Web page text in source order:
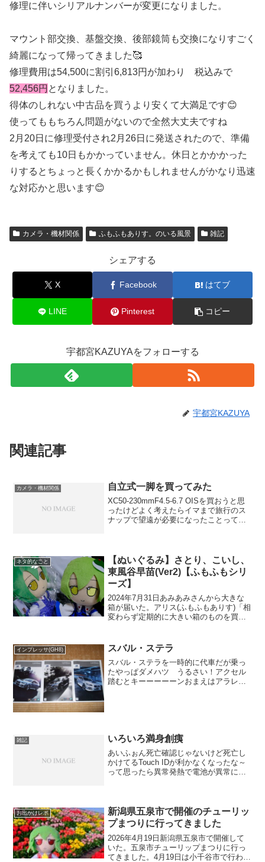
修理に伴いシリアルナンバーが変更になりました。
マウント部交換、基盤交換、後部鏡筒も交換になりすごく
綺麗になって帰ってきました🥰
修理費用は54,500に割引6,813円が加わり 税込みで
52,456円 となりました。
得体のしれない中古品を買うより安くて大満足です😊
使ってももちろん問題がないので全然大丈夫ですね
2月20日に修理受付され2月26日に発送されたので、準備
を考えても10日もかかっていません。休日とかかかった
りするとちょっと長くかかるかもしれませんがかなり迅速
な対応かと思います😊
カメラ・機材関係 ふもふもありす。のいる風景 雑記
シェアする
X Facebook はてブ
LINE Pinterest コピー
宇都宮KAZUYAをフォローする
宇都宮KAZUYA
関連記事
カメラ・機材関係 自立式一脚を買ってみた
XC50-230mmF4.5-6.7 OISを買おうと思
ったけどよく考えたらイマまで旅行のス
ナップで望遠が必要になったことって無
ネタ的なこと
【ぬいぐるみ】さとり、こいし、
東風谷早苗(Ver2)【ふもふもシリ
ーズ】
2024年7月31日あみあみさんから大きな
箱が届いた。アリス(ふもふもありす)「相
変わらず定期的に大きい箱のものを買う
ボールになっているんだぜ」アリス「ホ
ントだ無地...
インプレッサ(GH8) スバル・ステラ
スバル・ステラを一時的に代車だが乗っ
たやっぱダメハツ うるさい！アクセル
踏むとキーーーーーンおまえはアラレち
雑記 いろいろ満身創痍
あいふぉん死亡確認じゃないけど死亡し
かけてるTouch IDが利かなくなったな～
って思ったら異常発熱で電池が異常に減
なんでまっ...
お出かけレポ
新潟県五泉市で開催のチューリッ
プまつりに行ってきました
2026年4月19日新潟県五泉市で開催して
いた。五泉市チューリップまつりに行っ
てきました。4月19日は小千谷市で行われ